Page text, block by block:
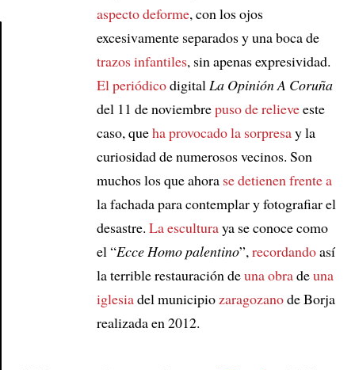
aspecto deforme, con los ojos
excesivamente separados y una boca de
trazos infantiles, sin apenas expresividad.
El periódicodigital La Opinión A Coruña
del 11 de noviembrepuso de relieveeste
caso, queha provocado la sorpresay la
curiosidad de numerosos vecinos. Son
muchos los que ahora se detienen frente a
la fachada para contemplar y fotografiar el
desastre. La esculturaya se conoce como
el “Ecce Homo palentino”, recordandoasí
la terrible restauración deuna obradeuna
iglesiadel municipio zaragozanode Borja
realizada en 2012.